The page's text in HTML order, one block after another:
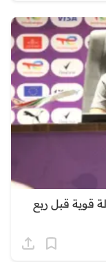
قوية قبل ربع